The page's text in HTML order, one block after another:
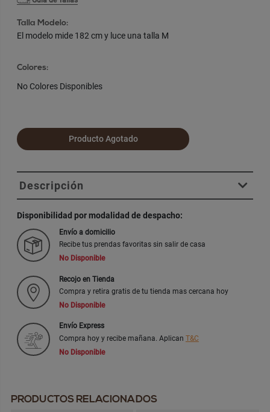
Talla Modelo:
El modelo mide 182 cm y luce una talla M
Colores:
No Colores Disponibles
Producto Agotado
Descripción
Disponibilidad por modalidad de despacho:
Envío a domicilio
Recibe tus prendas favoritas sin salir de casa
No Disponible
Recojo en Tienda
Compra y retira gratis de tu tienda mas cercana hoy
No Disponible
Envío Express
Compra hoy y recibe mañana. Aplican T&C
No Disponible
PRODUCTOS RELACIONADOS